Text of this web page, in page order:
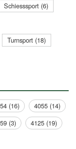
Schiesssport (6)
Turnsport (18)
(16)
4055 (14)
(3)
4125 (19)